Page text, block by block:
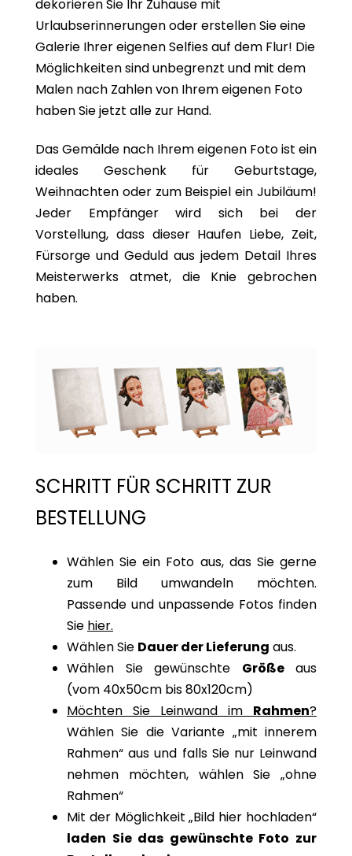
dekorieren Sie Ihr Zuhause mit
Urlaubserinnerungen oder erstellen Sie eine
Galerie Ihrer eigenen Selfies auf dem Flur! Die
Möglichkeiten sind unbegrenzt und mit dem
Malen nach Zahlen von Ihrem eigenen Foto
haben Sie jetzt alle zur Hand.
Das Gemälde nach Ihrem eigenen Foto ist ein
ideales Geschenk für Geburtstage,
Weihnachten oder zum Beispiel ein Jubiläum!
Jeder Empfänger wird sich bei der
Vorstellung, dass dieser Haufen Liebe, Zeit,
Fürsorge und Geduld aus jedem Detail Ihres
Meisterwerks atmet, die Knie gebrochen
haben.
SCHRITT FÜR SCHRITT ZUR
BESTELLUNG
Wählen Sie ein Foto aus, das Sie gerne
zum Bild umwandeln möchten.
Passende und unpassende Fotos finden
Sie hier.
Wählen Sie Dauer der Lieferung aus.
Wählen Sie gewünschte Größeaus
(vom 40x50cm bis 80x120cm)
Möchten Sie Leinwand im Rahmen?
Wählen Sie die Variante „mit innerem
Rahmen“ aus und falls Sie nur Leinwand
nehmen möchten, wählen Sie „ohne
Rahmen“
Mit der Möglichkeit „Bild hier hochladen“
laden Sie das gewünschte Foto zur